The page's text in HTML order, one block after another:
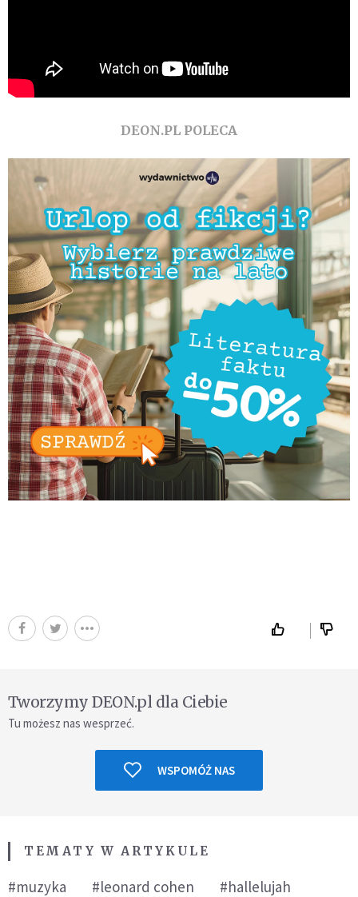
DEON.PL POLECA
Tworzymy DEON.pl dla Ciebie
Tu możesz nas wesprzeć.
WSPOMÓŻ NAS
TEMATY W ARTYKULE
#muzyka #leonard cohen
#hallelujah